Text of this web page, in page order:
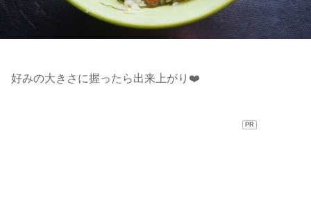
好みの大きさに握ったら出来上がり❤️
PR